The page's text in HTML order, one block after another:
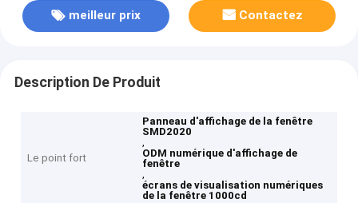
meilleur prix Contactez
Description De Produit
Le point fort
Panneau d'affichage de la fenêtre
SMD2020
,
ODM numérique d'affichage de
fenêtre
,
écrans de visualisation numériques
de la fenêtre 1000cd